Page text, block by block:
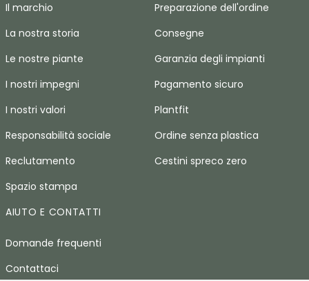
Il marchio
La nostra storia
Le nostre piante
I nostri impegni
I nostri valori
Responsabilità sociale
Reclutamento
Spazio stampa
Preparazione dell'ordine
Consegne
Garanzia degli impianti
Pagamento sicuro
Plantfit
Ordine senza plastica
Cestini spreco zero
AIUTO E CONTATTI
Domande frequenti
Contattaci